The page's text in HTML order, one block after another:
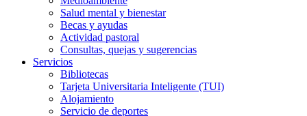
Salud mental y bienestar
Becas y ayudas
Actividad pastoral
Consultas, quejas y sugerencias
Servicios
Bibliotecas
Tarjeta Universitaria Inteligente (TUI)
Alojamiento
Servicio de deportes